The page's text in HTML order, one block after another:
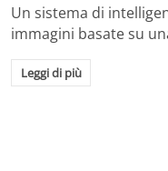
Un sistema di
immagini basate su
Leggi di più